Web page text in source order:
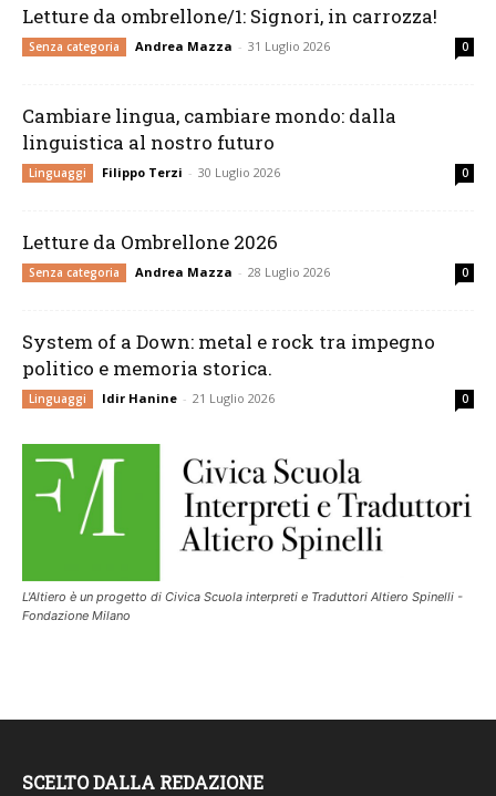
Letture da ombrellone/1: Signori, in carrozza!
Senza categoria Andrea Mazza - 31 Luglio 2026 0
Cambiare lingua, cambiare mondo: dalla
linguistica al nostro futuro
Linguaggi Filippo Terzi - 30 Luglio 2026 0
Letture da Ombrellone 2026
Senza categoria Andrea Mazza - 28 Luglio 2026 0
System of a Down: metal e rock tra impegno
politico e memoria storica.
Linguaggi Idir Hanine - 21 Luglio 2026 0
L'Altiero è un progetto di Civica Scuola interpreti e Traduttori Altiero Spinelli -
Fondazione Milano
SCELTO DALLA REDAZIONE